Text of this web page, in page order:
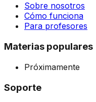
Sobre nosotros
Cómo funciona
Para profesores
Materias populares
Próximamente
Soporte